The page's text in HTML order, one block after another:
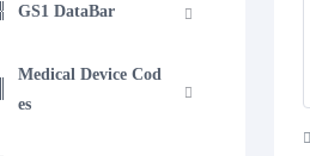
GS1 DataBar
Medical Device Cod
es